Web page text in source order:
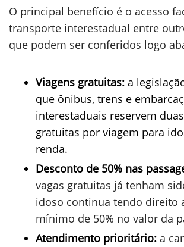
O principal benefício é o acesso
transporte interestadual entre
que podem ser conferidos logo
Viagens gratuitas: a
que ônibus, trens e
interestaduais reservem
gratuitas por viagem para
renda.
Desconto de 50% nas
vagas gratuitas já tenham
idoso continua tendo direito
mínimo de 50% no valor da
Atendimento prioritário: a